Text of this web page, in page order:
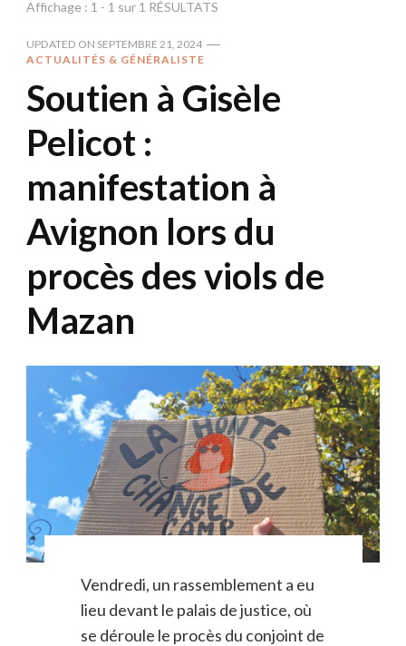
Affichage : 1 - 1 sur 1 RÉSULTATS
UPDATED ON SEPTEMBRE 21, 2024
ACTUALITÉS & GÉNÉRALISTE
Soutien à Gisèle
Pelicot :
manifestation à
Avignon lors du
procès des viols de
Mazan
Vendredi, un rassemblement a eu
lieu devant le palais de justice, où
se déroule le procès du conjoint de